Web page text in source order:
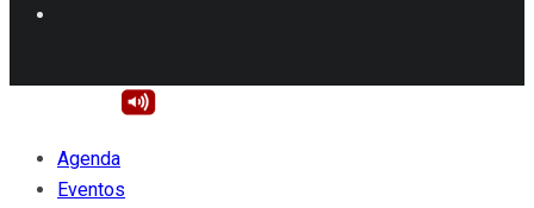
Agenda
Eventos